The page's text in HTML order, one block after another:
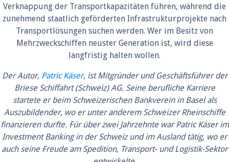
Verknappung der Transportkapazitäten führen, während die
zunehmend staatlich geförderten Infrastrukturprojekte nach
Transportlösungen suchen werden. Wer im Besitz von
Mehrzweckschiffen neuster Generation ist, wird diese
langfristig halten wollen.
Der Autor, Patric Käser, ist Mitgründer und Geschäftsführer der
Briese Schiffahrt (Schweiz) AG. Seine berufliche Karriere
startete er beim Schweizerischen Bankverein in Basel als
Auszubildender, wo er unter anderem Schweizer Rheinschiffe
finanzieren durfte. Für über zwei Jahrzehnte war Patric Käser im
Investment Banking in der Schweiz und im Ausland tätig, wo er
auch seine Freude am Spedition, Transport- und Logistik-Sektor